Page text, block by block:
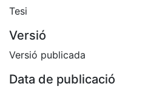
Tesi
Versió
Versió publicada
Data de publicació